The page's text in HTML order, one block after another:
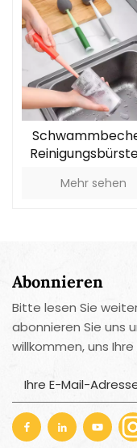
Mehr sehen
Abonnieren
Bitte lesen Sie
abonnieren Sie uns
willkommen, uns